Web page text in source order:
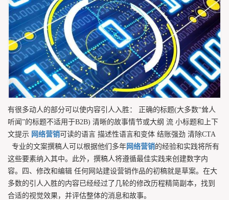
有很多动人的部分可以使内容引人入胜： 正确的标题(大多数“耸人
听闻”的标题不适用于B2B) 清晰的故事情节或大纲 流 小标题和上下
文提示 网络营销可读的语言 描述性语言和变体 结账强劲 清除CTA
专业的文案撰稿人可以根据他们多年网络营销的经验和实践将所有
这些要素纳入其中。此外，撰稿人将遵循最佳实践来创建数字内
容。四、修改和编辑 任何网站建设营销作品的初稿就是草案。在大
多数的引人入胜的内容已经经过了几轮的修改历程精简副本，找到
合适的视觉效果，并评估整体的消息和故事。